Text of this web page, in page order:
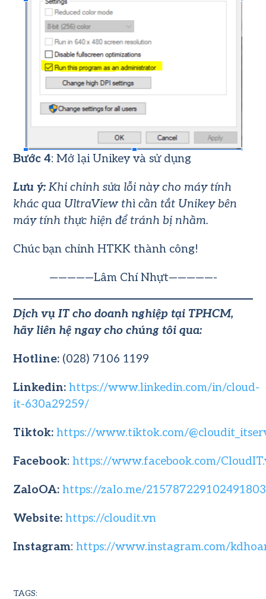
Bước 4: Mở lại Unikey và sử dụng
Lưu ý: Khi chỉnh sửa lỗi này cho máy tính
khác qua UltraView thì cần tắt Unikey bên
máy tính thực hiện để tránh bị nhầm.
Chúc bạn chỉnh HTKK thành công!
—————Lâm Chí Nhựt—————-
Dịch vụ IT cho doanh nghiệp tại TPHCM,
hãy liên hệ ngay cho chúng tôi qua:
Hotline: (028) 7106 1199
Linkedin: https://www.linkedin.com/in/cloud-
it-630a29259/
Tiktok: https://www.tiktok.com/
Facebook:https://www.facebook.com/
ZaloOA: https://zalo.me/
Website: https://cloudit.vn
Instagram:https://www.instagram.com/
TAGS: